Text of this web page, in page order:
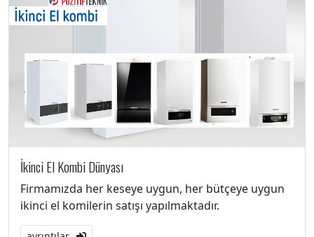
İkinci El Kombi Dünyası
Firmamızda her keseye uygun, her bütçeye uygun
ikinci el komilerin satışı yapılmaktadır.